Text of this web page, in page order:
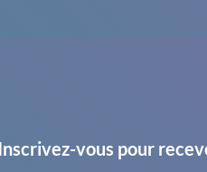
vous pour